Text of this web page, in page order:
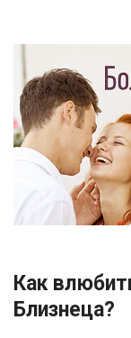
Как
Близнеца?